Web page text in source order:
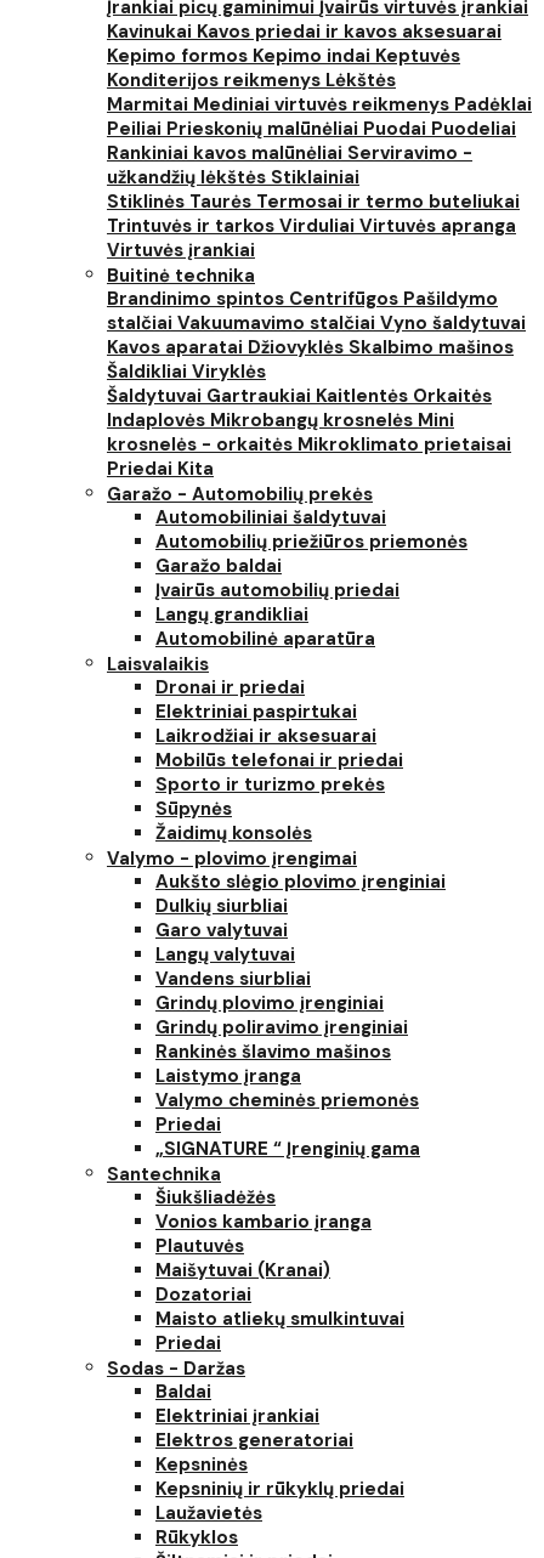
Įrankiai picų gaminimui Įvairūs virtuvės įrankiai
Kavinukai Kavos priedai ir kavos aksesuarai
Kepimo formos Kepimo indai Keptuvės
Konditerijos reikmenys Lėkštės
Marmitai Mediniai virtuvės reikmenys Padėklai
Peiliai Prieskonių malūnėliai Puodai Puodeliai
Rankiniai kavos malūnėliai Serviravimo -
užkandžių lėkštės Stiklainiai
Stiklinės Taurės Termosai ir termo buteliukai
Trintuvės ir tarkos Virduliai Virtuvės apranga
Virtuvės įrankiai
Buitinė technika
Brandinimo spintos Centrifūgos Pašildymo
stalčiai Vakuumavimo stalčiai Vyno šaldytuvai
Kavos aparatai Džiovyklės Skalbimo mašinos
Šaldikliai Viryklės
Šaldytuvai Gartraukiai Kaitlentės Orkaitės
Indaplovės Mikrobangų krosnelės Mini
krosnelės - orkaitės Mikroklimato prietaisai
Priedai Kita
Garažo - Automobilių prekės
Automobiliniai šaldytuvai
Automobilių priežiūros priemonės
Garažo baldai
Įvairūs automobilių priedai
Langų grandikliai
Automobilinė aparatūra
Laisvalaikis
Dronai ir priedai
Elektriniai paspirtukai
Laikrodžiai ir aksesuarai
Mobilūs telefonai ir priedai
Sporto ir turizmo prekės
Sūpynės
Žaidimų konsolės
Valymo - plovimo įrengimai
Aukšto slėgio plovimo įrenginiai
Dulkių siurbliai
Garo valytuvai
Langų valytuvai
Vandens siurbliai
Grindų plovimo įrenginiai
Grindų poliravimo įrenginiai
Rankinės šlavimo mašinos
Laistymo įranga
Valymo cheminės priemonės
Priedai
„SIGNATURE “ Įrenginių gama
Santechnika
Šiukšliadėžės
Vonios kambario įranga
Plautuvės
Maišytuvai (Kranai)
Dozatoriai
Maisto atliekų smulkintuvai
Priedai
Sodas - Daržas
Baldai
Elektriniai įrankiai
Elektros generatoriai
Kepsninės
Kepsninių ir rūkyklų priedai
Laužavietės
Rūkyklos